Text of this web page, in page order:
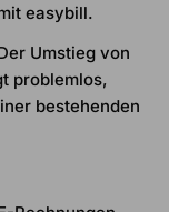
easybill.
Umstieg von
problemlos,
bestehenden